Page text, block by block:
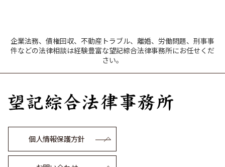
企業法務、債権回収、不動産トラブル、離婚、労働問題、刑事事
件などの法律相談は経験豊富な望記綜合法律事務所にお任せくだ
さい。
個人情報保護方針